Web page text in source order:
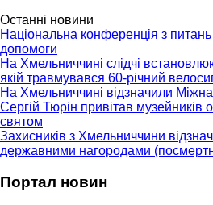
Останні новини
Національна конференція з
допомоги
На Хмельниччині слідчі
якій травмувався 60-річний
На Хмельниччині відзначили
Сергій Тюрін привітав музейників
святом
Захисників з Хмельниччини
державними нагородами
Портал новин